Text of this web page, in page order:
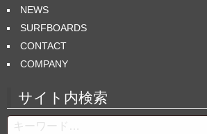
NEWS
SURFBOARDS
CONTACT
COMPANY
サイト内検索
Search